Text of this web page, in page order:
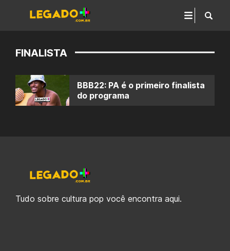
FINALISTA
BBB22: PA é o primeiro finalista
do programa
Tudo sobre cultura pop você encontra aqui.